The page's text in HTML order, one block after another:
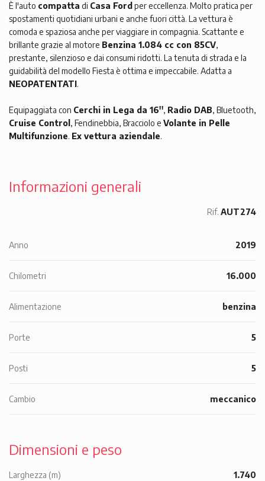
È l'auto compatta di Casa Ford per eccellenza. Molto pratica per
spostamenti quotidiani urbani e anche fuori città. La vettura è
comoda e spaziosa anche per viaggiare in compagnia. Scattante e
brillante grazie al motore Benzina 1.084 cc con 85CV,
prestante, silenzioso e dai consumi ridotti. La tenuta di strada e la
guidabilità del modello Fiesta è ottima e impeccabile. Adatta a
NEOPATENTATI.
Equipaggiata con Cerchi in Lega da 16'', Radio DAB, Bluetooth,
Cruise Control , Fendinebbia, Bracciolo e Volante in Pelle
Multifunzione. Ex vettura aziendale.
Informazioni generali
Rif. AUT274
Anno 2019
Chilometri 16.000
Alimentazione benzina
Porte 5
Posti 5
Cambio meccanico
Dimensioni e peso
Larghezza (m) 1.740